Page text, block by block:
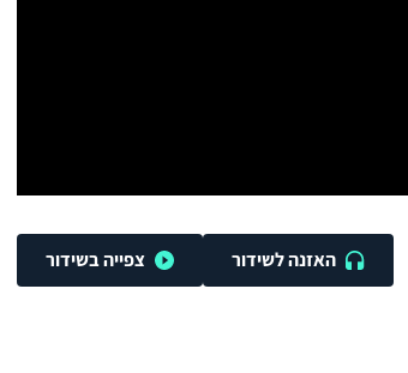
האזנה לשידור צפייה בשידור